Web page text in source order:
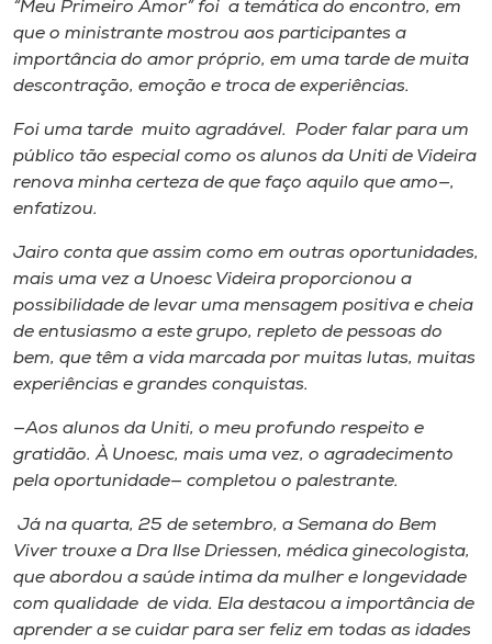
o idioma
A+
“Meu Primeiro Amor” foi a temática do encontro, em
que o ministrante mostrou aos participantes a
importância do amor próprio, em uma tarde de muita
descontração, emoção e troca de experiências.
Foi uma tarde muito agradável. Poder falar para um
público tão especial como os alunos da Uniti de Videira
renova minha certeza de que faço aquilo que amo—,
enfatizou.
Jairo conta que assim como em outras oportunidades,
mais uma vez a Unoesc Videira proporcionou a
possibilidade de levar uma mensagem positiva e cheia
de entusiasmo a este grupo, repleto de pessoas do
bem, que têm a vida marcada por muitas lutas, muitas
experiências e grandes conquistas.
—Aos alunos da Uniti, o meu profundo respeito e
gratidão. À Unoesc, mais uma vez, o agradecimento
pela oportunidade— completou o palestrante.
Já na quarta, 25 de setembro, a Semana do Bem
Viver trouxe a Dra Ilse Driessen, médica ginecologista,
que abordou a saúde intima da mulher e longevidade
com qualidade de vida. Ela destacou a importância de
aprender a se cuidar para ser feliz em todas as idades